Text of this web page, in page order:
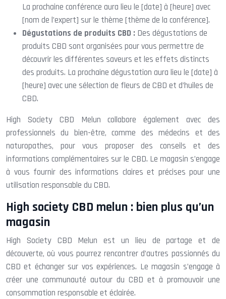
La prochaine conférence aura lieu le [date] à [heure] avec
[nom de l’expert] sur le thème [thème de la conférence].
Dégustations de produits CBD : Des dégustations de
produits CBD sont organisées pour vous permettre de
découvrir les différentes saveurs et les effets distincts
des produits. La prochaine dégustation aura lieu le [date] à
[heure] avec une sélection de fleurs de CBD et d’huiles de
CBD.
High Society CBD Melun collabore également avec des
professionnels du bien-être, comme des médecins et des
naturopathes, pour vous proposer des conseils et des
informations complémentaires sur le CBD. Le magasin s’engage
à vous fournir des informations claires et précises pour une
utilisation responsable du CBD.
High society CBD melun : bien plus qu’un
magasin
High Society CBD Melun est un lieu de partage et de
découverte, où vous pourrez rencontrer d’autres passionnés du
CBD et échanger sur vos expériences. Le magasin s’engage à
créer une communauté autour du CBD et à promouvoir une
consommation responsable et éclairée.